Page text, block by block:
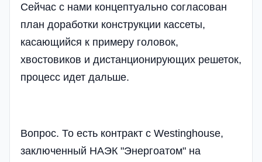
Сейчас с нами концептуально согласован
план доработки конструкции кассеты,
касающийся к примеру головок,
хвостовиков и дистанционирующих решеток,
процесс идет дальше.
Вопрос. То есть контракт с Westinghouse,
заключенный НАЭК "Энергоатом" на